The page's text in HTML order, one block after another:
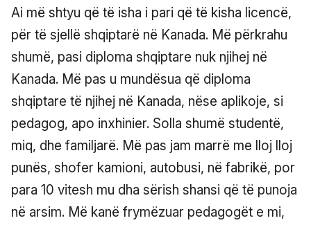
Ai më shtyu që të isha i pari që të kisha licencë,
për të sjellë shqiptarë në Kanada. Më përkrahu
shumë, pasi diploma shqiptare nuk njihej në
Kanada. Më pas u mundësua që diploma
shqiptare të njihej në Kanada, nëse aplikoje, si
pedagog, apo inxhinier. Solla shumë studentë,
miq, dhe familjarë. Më pas jam marrë me lloj lloj
punës, shofer kamioni, autobusi, në fabrikë, por
para 10 vitesh mu dha sërish shansi që të punoja
në arsim. Më kanë frymëzuar pedagogët e mi,